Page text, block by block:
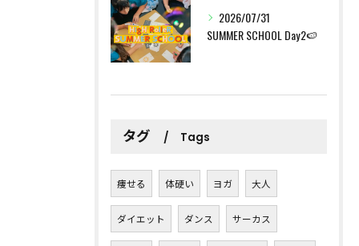
2026/07/31
SUMMER SCHOOL Day2🍉
タグ Tags
痩せる 体硬い ヨガ 大人
ダイエット ダンス サーカス